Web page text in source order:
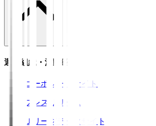
運営組織・活動紹介
コーポレートサイト
プレスリリース
Ｊリーグデータサイト